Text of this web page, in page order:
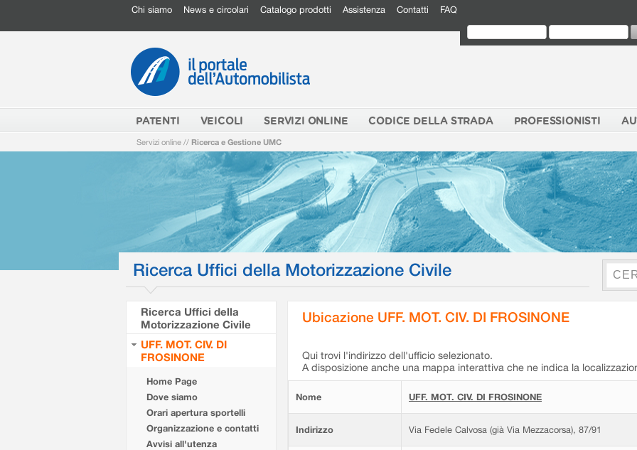
Chi siamo News e circolari Catalogo prodotti Assistenza Contatti FAQ
PATENTI VEICOLI SERVIZI ONLINE CODICE DELLA STRADA PROFESSIONISTI
Servizi online // Ricerca e Gestione UMC
Ricerca Uffici della Motorizzazione Civile
Ricerca Uffici della
Motorizzazione Civile
UFF. MOT. CIV. DI
FROSINONE
Home Page
Dove siamo
Orari apertura sportelli
Organizzazione e contatti
Avvisi all'utenza
Ubicazione UFF. MOT. CIV. DI FROSINONE
Qui trovi l'indirizzo dell'ufficio selezionato.
A disposizione anche una mappa interattiva che ne indica la
Nome UFF. MOT. CIV. DI FROSINONE
Indirizzo Via Fedele Calvosa (già Via Mezzacorsa), 87/91